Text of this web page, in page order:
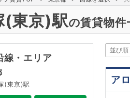
(東京)駅の賃貸物件
線・エリア
(東京)駅 ア